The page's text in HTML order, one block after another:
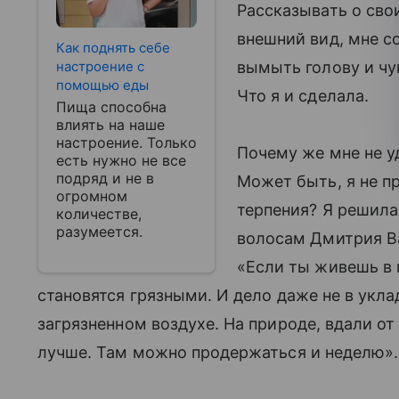
Как поднять себе
настроение с
помощью еды
Пища способна
влиять на наше
настроение. Только
есть нужно не все
подряд и не в
огромном
количестве,
разумеется.
Рассказывать о
внешний вид, мне
вымыть голову и
Что я и сделала.
Почему же мне не
Может быть, я не
терпения? Я
волосам Дмитрия
«Если ты живешь в
становятся грязными. И дело даже не в
загрязненном воздухе. На природе, вдали
лучше. Там можно продержаться и неделю».